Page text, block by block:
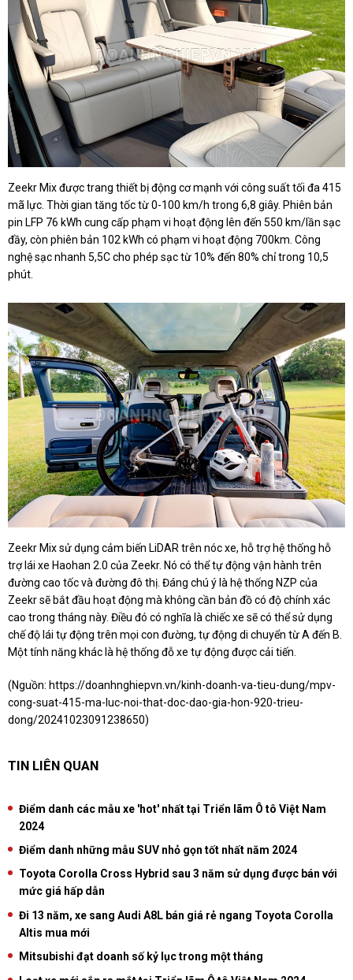
Zeekr Mix được trang thiết bị động cơ mạnh với công suất tối đa 415
mã lực. Thời gian tăng tốc từ 0-100 km/h trong 6,8 giây. Phiên bản
pin LFP 76 kWh cung cấp phạm vi hoạt động lên đến 550 km/lần sạc
đầy, còn phiên bản 102 kWh có phạm vi hoạt động 700km. Công
nghệ sạc nhanh 5,5C cho phép sạc từ 10% đến 80% chỉ trong 10,5
phút.
Zeekr Mix sử dụng cảm biến LiDAR trên nóc xe, hỗ trợ hệ thống hỗ
trợ lái xe Haohan 2.0 của Zeekr. Nó có thể tự động vận hành trên
đường cao tốc và đường đô thị. Đáng chú ý là hệ thống NZP của
Zeekr sẽ bắt đầu hoạt động mà không cần bản đồ có độ chính xác
cao trong tháng này. Điều đó có nghĩa là chiếc xe sẽ có thể sử dụng
chế độ lái tự động trên mọi con đường, tự động di chuyển từ A đến B.
Một tính năng khác là hệ thống đỗ xe tự động được cải tiến.
(Nguồn: https://doanhnghiepvn.vn/kinh-doanh-va-tieu-dung/mpv-
cong-suat-415-ma-luc-noi-that-doc-dao-gia-hon-920-trieu-
dong/20241023091238650)
TIN LIÊN QUAN
Điểm danh các mẫu xe 'hot' nhất tại Triển lãm Ô tô Việt Nam
2024
Điểm danh những mẫu SUV nhỏ gọn tốt nhất năm 2024
Toyota Corolla Cross Hybrid sau 3 năm sử dụng được bán với
mức giá hấp dẫn
Đi 13 năm, xe sang Audi A8L bán giá rẻ ngang Toyota Corolla
Altis mua mới
Mitsubishi đạt doanh số kỷ lục trong một tháng